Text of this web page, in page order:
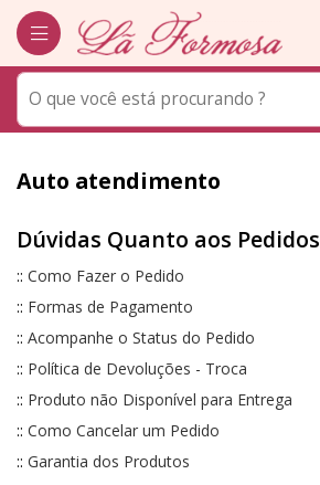
Auto atendimento
Dúvidas Quanto aos Pedidos
:: Como Fazer o Pedido
:: Formas de Pagamento
:: Acompanhe o Status do Pedido
:: Política de Devoluções - Troca
:: Produto não Disponível para Entrega
:: Como Cancelar um Pedido
:: Garantia dos Produtos